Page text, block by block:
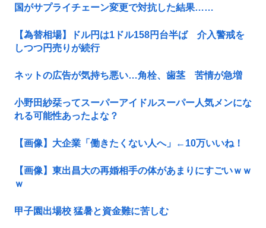
国がサプライチェーン変更で対抗した結果……
【為替相場】ドル円は1ドル158円台半ば 介入警戒を
しつつ円売りが続行
ネットの広告が気持ち悪い…角栓、歯茎 苦情が急増
小野田紗栞ってスーパーアイドルスーパー人気メンにな
れる可能性あったよな？
【画像】大企業「働きたくない人へ」←10万いいね！
【画像】東出昌大の再婚相手の体があまりにすごいｗｗ
ｗ
甲子園出場校 猛暑と資金難に苦しむ